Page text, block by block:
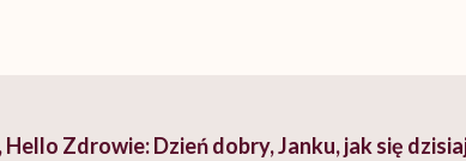
Zdrowie: Dzień dobry, Janku, jak się